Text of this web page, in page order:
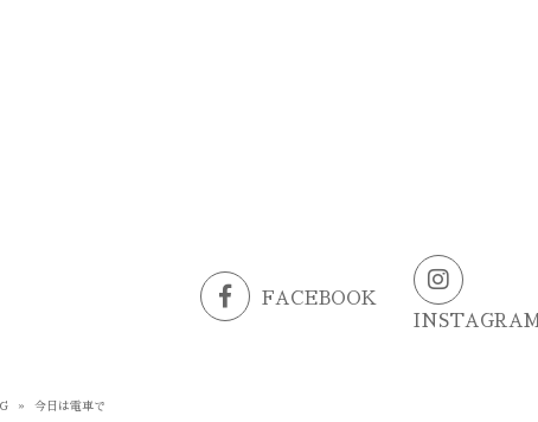
FACEBOOK
INSTAGRAM
» 今日は電車で